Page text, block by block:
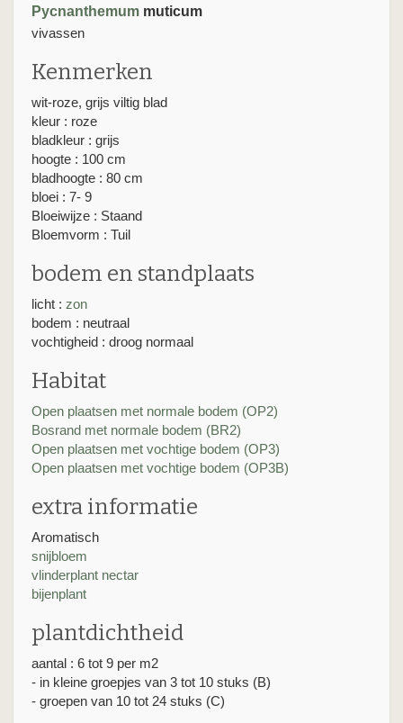
Pycnanthemum muticum
vivassen
Kenmerken
wit-roze, grijs viltig blad
kleur : roze
bladkleur : grijs
hoogte : 100 cm
bladhoogte : 80 cm
bloei : 7- 9
Bloeiwijze : Staand
Bloemvorm : Tuil
bodem en standplaats
licht : zon
bodem : neutraal
vochtigheid : droog normaal
Habitat
Open plaatsen met normale bodem (OP2)
Bosrand met normale bodem (BR2)
Open plaatsen met vochtige bodem (OP3)
Open plaatsen met vochtige bodem (OP3B)
extra informatie
Aromatisch
snijbloem
vlinderplant nectar
bijenplant
plantdichtheid
aantal : 6 tot 9 per m2
- in kleine groepjes van 3 tot 10 stuks (B)
- groepen van 10 tot 24 stuks (C)